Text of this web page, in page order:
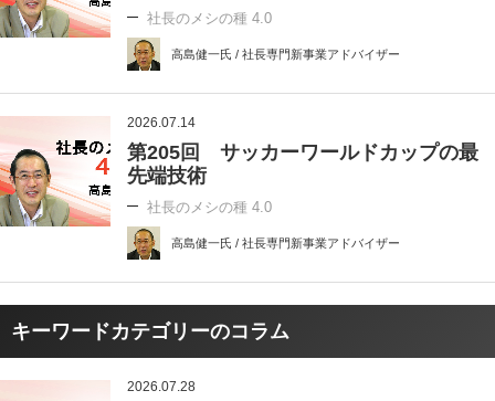
社長のメシの種 4.0
高島健一氏 / 社長専門新事業アドバイザー
2026.07.14
第205回 サッカーワールドカップの最
先端技術
社長のメシの種 4.0
高島健一氏 / 社長専門新事業アドバイザー
キーワードカテゴリーのコラム
2026.07.28